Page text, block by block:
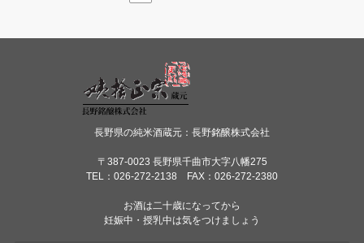
長野県の純米酒蔵元：長野銘醸株式会社
〒387-0023 長野県千曲市大字八幡275
TEL：026-272-2138 FAX：026-272-2380
お酒は二十歳になってから
妊娠中・授乳中は気をつけましょう